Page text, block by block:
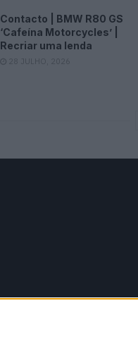
Contacto | BMW R80 GS
‘Cafeína Motorcycles’ |
Recriar uma lenda
28 JULHO, 2026